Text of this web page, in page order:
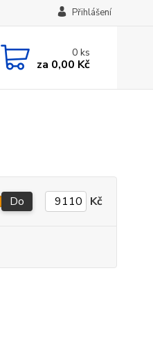
Přihlášení
0ks
za 0,00 Kč
Do Kč